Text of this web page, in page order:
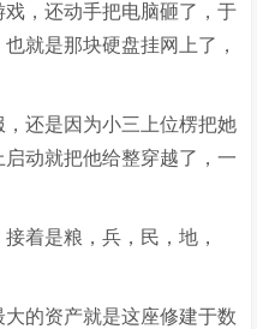
，还动手把电脑砸了，于
就是那块硬盘挂网上了，
还是因为小三上位楞把她
动就把他给整穿越了，一
着是粮，兵，民，地，
的资产就是这座修建于数